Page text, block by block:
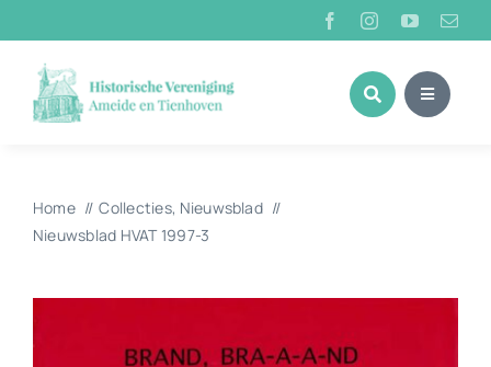
naar
inhoud
Home Collecties Nieuwsblad
Nieuwsblad HVAT 1997-3